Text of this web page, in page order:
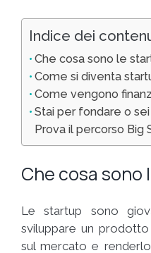
Indice dei
Che cosa sono le
Come si diventa
Come vengono
Stai per fondare o
Prova il percorso Big
Che cosa sono
Le startup sono
sviluppare un
sul mercato e